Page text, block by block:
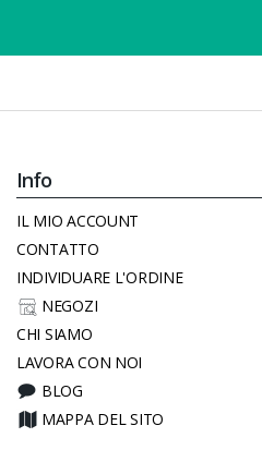
Info
IL MIO ACCOUNT
CONTATTO
INDIVIDUARE L'ORDINE
NEGOZI
CHI SIAMO
LAVORA CON NOI
BLOG
MAPPA DEL SITO